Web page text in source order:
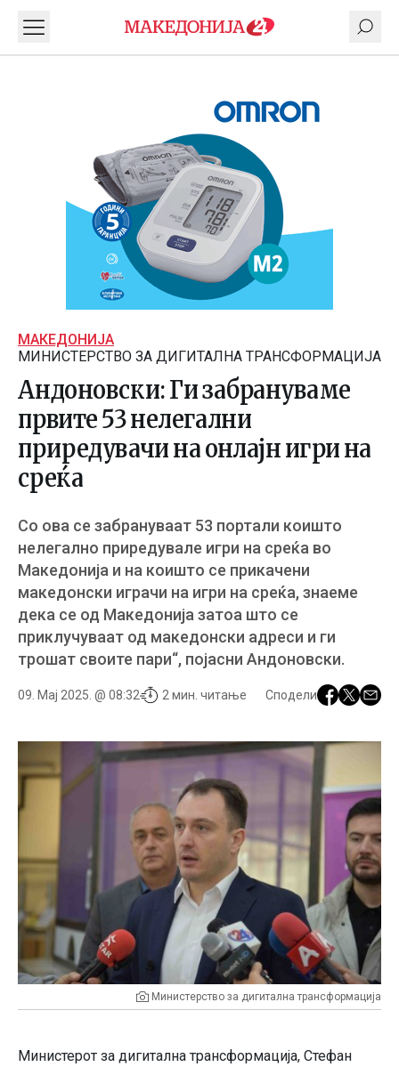
МАКЕДОНИЈА
МИНИСТЕРСТВО ЗА ДИГИТАЛНА ТРАНСФОРМАЦИЈА
Андоновски: Ги забрануваме
првите 53 нелегални
приредувачи на онлајн игри на
среќа
Со ова се забрануваат 53 портали коишто
нелегално приредувале игри на среќа во
Македонија и на коишто се прикачени
македонски играчи на игри на среќа, знаеме
дека се од Македонија затоа што се
приклучуваат од македонски адреси и ги
трошат своите пари“, појасни Андоновски.
09. Мај 2025. @ 08:32 2 мин. читање Сподели
Министерство за дигитална трансформација
Министерот за дигитална трансформација, Стефан